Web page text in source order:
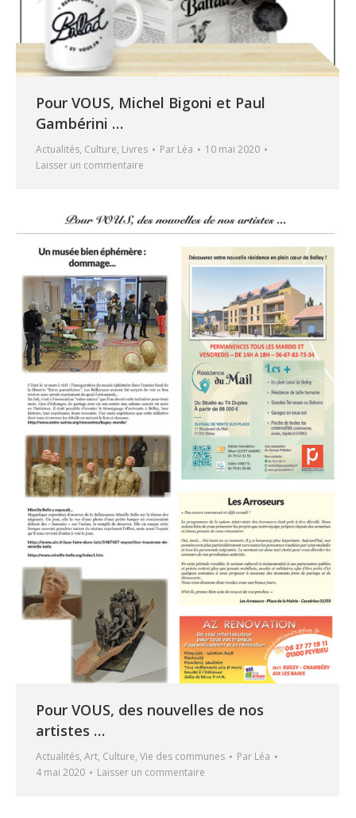
Pour VOUS, Michel Bigoni et Paul
Gambérini …
Actualités, Culture, Livres Par Léa
10 mai 2020
Laisser un commentaire
Pour VOUS, des nouvelles de nos
artistes …
Actualités, Art, Culture, Vie des communes Par Léa
4 mai 2020
Laisser un commentaire